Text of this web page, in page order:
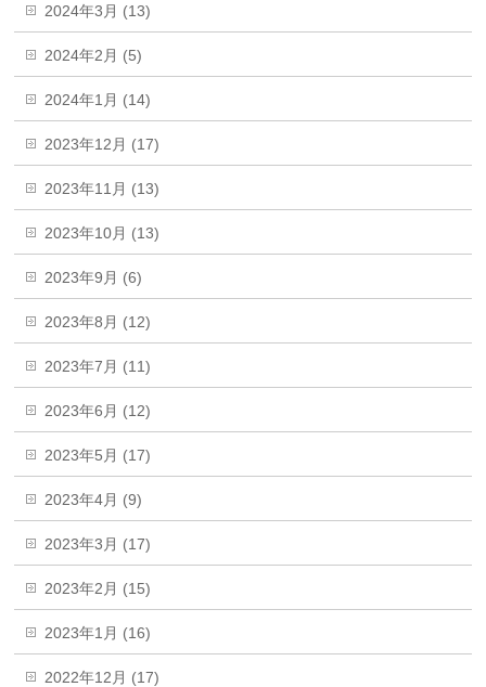
2024年3月 (13)
2024年2月 (5)
2024年1月 (14)
2023年12月 (17)
2023年11月 (13)
2023年10月 (13)
2023年9月 (6)
2023年8月 (12)
2023年7月 (11)
2023年6月 (12)
2023年5月 (17)
2023年4月 (9)
2023年3月 (17)
2023年2月 (15)
2023年1月 (16)
2022年12月 (17)